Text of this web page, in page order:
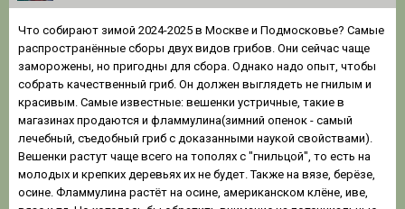
Что собирают зимой 2024-2025 в Москве и Подмосковье? Самые
распространённые сборы двух видов грибов. Они сейчас чаще
заморожены, но пригодны для сбора. Однако надо опыт, чтобы
собрать качественный гриб. Он должен выглядеть не гнилым и
красивым. Самые известные: вешенки устричные, такие в
магазинах продаются и фламмулина(зимний опенок - самый
лечебный, съедобный гриб с доказанными наукой свойствами).
Вешенки растут чаще всего на тополях с "гнильцой", то есть на
молодых и крепких деревьях их не будет. Также на вязе, берёзе,
осине. Фламмулина растёт на осине, американском клёне, иве,